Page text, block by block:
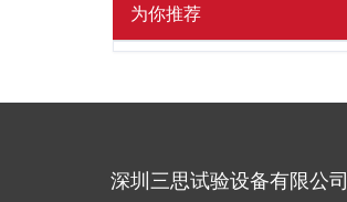
为你推荐
深圳三思试验设备有限公司